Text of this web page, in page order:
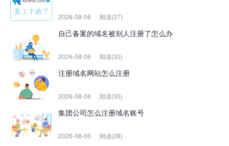
2026-08-06 阅读(27)
自己备案的域名被别人注册了怎么办
2026-08-06 阅读(30)
注册域名网站怎么注册
2026-08-06 阅读(30)
集团公司怎么注册域名账号
2026-08-06 阅读(28)